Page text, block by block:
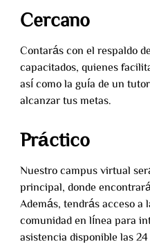
Cercano
Contarás con el respaldo
capacitados, quienes
así como la guía de un
alcanzar tus metas.
Práctico
Nuestro campus virtual
principal, donde
Además, tendrás acceso a
comunidad en línea para
asistencia disponible las 24